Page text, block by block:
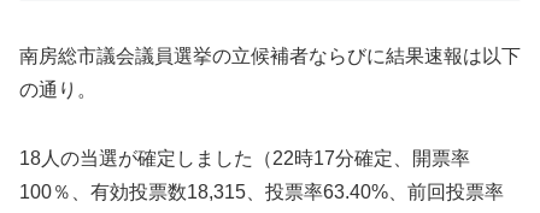
南房総市議会議員選挙の立候補者ならびに結果速報は以下
の通り。
18人の当選が確定しました（22時17分確定、開票率
100％、有効投票数18,315 、投票率63.40%、前回投票率